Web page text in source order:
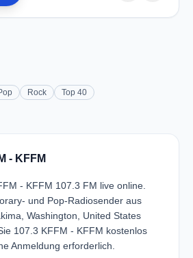
Rock Top 40
- KFFM
- KFFM 107.3 FM live online.
und Pop-Radiosender aus
Washington, United States
107.3 KFFM - KFFM kostenlos
Anmeldung erforderlich.